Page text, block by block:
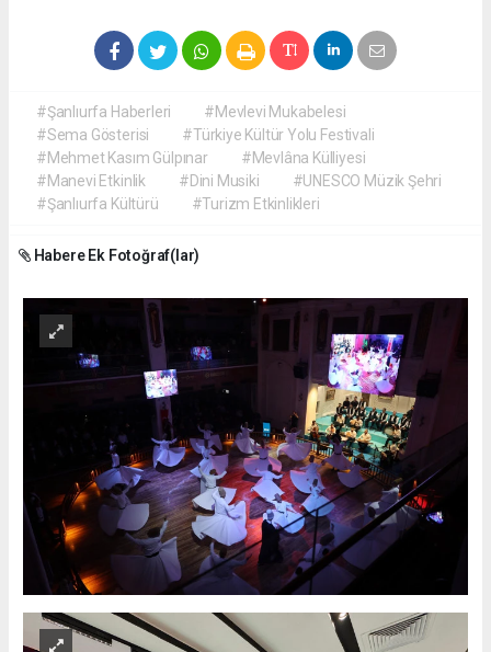
#Şanlıurfa Haberleri
#Mevlevi Mukabelesi
#Sema Gösterisi
#Türkiye Kültür Yolu Festivali
#Mehmet Kasım Gülpınar
#Mevlâna Külliyesi
#Manevi Etkinlik
#Dini Musiki
#UNESCO Müzik Şehri
#Şanlıurfa Kültürü
#Turizm Etkinlikleri
Habere Ek Fotoğraf(lar)